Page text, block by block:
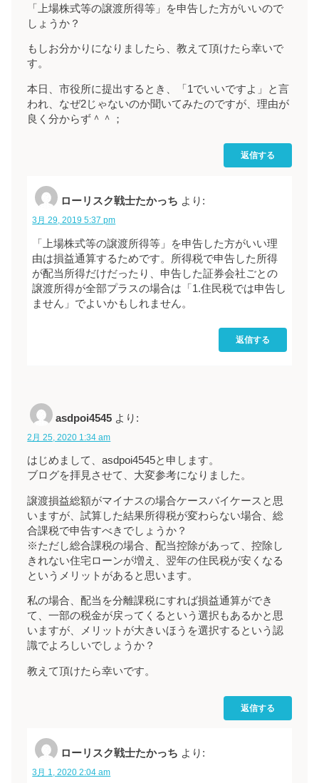
「上場株式等の譲渡所得等」を申告した方がいいので
しょうか？
もしお分かりになりましたら、教えて頂けたら幸いで
す。
本日、市役所に提出するとき、「1でいいですよ」と言
われ、なぜ2じゃないのか聞いてみたのですが、理由が
良く分からず＾＾；
返信する
ローリスク戦士たかっち より:
3月 29, 2019 5:37 pm
「上場株式等の譲渡所得等」を申告した方がいい理
由は損益通算するためです。所得税で申告した所得
が配当所得だけだったり、申告した証券会社ごとの
譲渡所得が全部プラスの場合は「1.住民税では申告し
ません」でよいかもしれません。
返信する
asdpoi4545 より:
2月 25, 2020 1:34 am
はじめまして、asdpoi4545と申します。
ブログを拝見させて、大変参考になりました。
譲渡損益総額がマイナスの場合ケースバイケースと思
いますが、試算した結果所得税が変わらない場合、総
合課税で申告すべきでしょうか？
※ただし総合課税の場合、配当控除があって、控除し
きれない住宅ローンが増え、翌年の住民税が安くなる
というメリットがあると思います。
私の場合、配当を分離課税にすれば損益通算ができ
て、一部の税金が戻ってくるという選択もあるかと思
いますが、メリットが大きいほうを選択するという認
識でよろしいでしょうか？
教えて頂けたら幸いです。
返信する
ローリスク戦士たかっち より:
3月 1, 2020 2:04 am